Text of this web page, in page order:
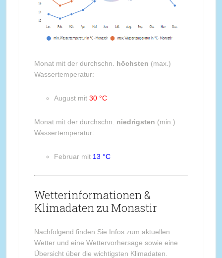
Monat mit der durchschn. höchsten (max.)
Wassertemperatur:
August mit 30 °C
Monat mit der durchschn. niedrigsten (min.)
Wassertemperatur:
Februar mit 13 °C
Wetterinformationen &
Klimadaten zu Monastir
Nachfolgend finden Sie Infos zum aktuellen
Wetter und eine Wettervorhersage sowie eine
Übersicht über die wichtigsten Klimadaten.